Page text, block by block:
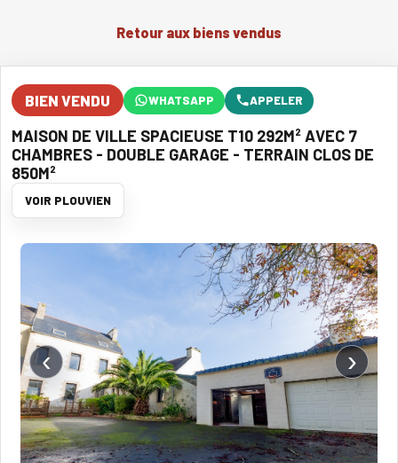
Retour aux biens vendus
BIEN VENDU WHATSAPP APPELER
MAISON DE VILLE SPACIEUSE T10 292M² AVEC 7
CHAMBRES - DOUBLE GARAGE - TERRAIN CLOS DE
850M²
VOIR PLOUVIEN
‹ ›